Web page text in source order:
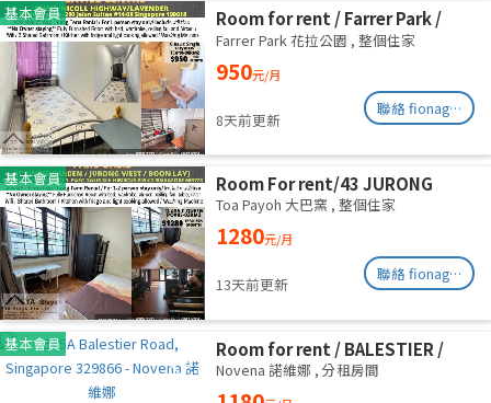
基本會員
Room for rent / Farrer Park /
Serangoon / Common room /
1pax stay / Available 27 Aug
Farrer Park 花拉公園 , 整個住家
950元/月
8天前更新
聯絡 fionag@transinex.com.sg
基本會員
Room For rent/43 JURONG
EAST AVENUE 1, PARC OASIS
BLK HIBISCUS 60977
Road/commen /for 1pax/
Available Immediate
Toa Payoh 大巴窯 , 整個住家
1280元/月
13天前更新
聯絡 fionag@transinex.com.sg
基本會員
Room for rent / BALESTIER /
NOVENA / Common room / 1pax
stay / Available immediate
Novena 諾維娜 , 分租房間